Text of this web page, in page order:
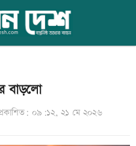
বাড়লো
০৯:১২, ২১ মে ২০২৬